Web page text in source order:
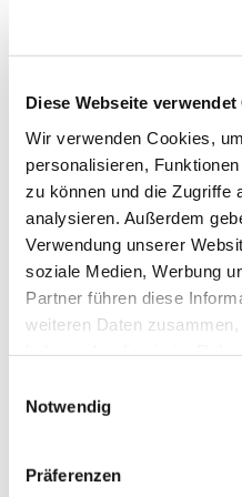
Diese Webseite verwendet
Wir verwenden Cookies,
personalisieren,
zu können und die Zugriffe
analysieren. Außerdem
Verwendung unserer
soziale Medien, Werbung
Partner führen diese
weiteren Daten
Notwendig
Präferenzen
Team
Ganz herzliche
Gebet gerne
ihrem Instrument oder
uns auch über jede
und Gestaltung und
Mitstreiter im Team.
Erfahrungsbericht
vorgetragen. Es fällt
sind vom Text her
mehrfach wiederholt.